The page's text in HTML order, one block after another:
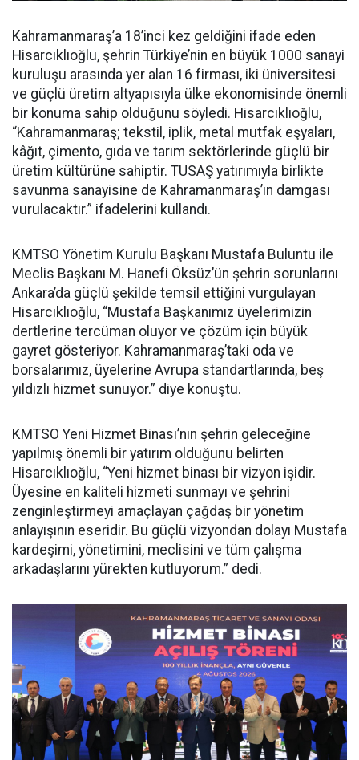
Kahramanmaraş’a 18’inci kez geldiğini ifade eden
Hisarcıklıoğlu, şehrin Türkiye’nin en büyük 1000 sanayi
kuruluşu arasında yer alan 16 firması, iki üniversitesi
ve güçlü üretim altyapısıyla ülke ekonomisinde önemli
bir konuma sahip olduğunu söyledi. Hisarcıklıoğlu,
“Kahramanmaraş; tekstil, iplik, metal mutfak eşyaları,
kâğıt, çimento, gıda ve tarım sektörlerinde güçlü bir
üretim kültürüne sahiptir. TUSAŞ yatırımıyla birlikte
savunma sanayisine de Kahramanmaraş’ın damgası
vurulacaktır.” ifadelerini kullandı.
KMTSO Yönetim Kurulu Başkanı Mustafa Buluntu ile
Meclis Başkanı M. Hanefi Öksüz’ün şehrin sorunlarını
Ankara’da güçlü şekilde temsil ettiğini vurgulayan
Hisarcıklıoğlu, “Mustafa Başkanımız üyelerimizin
dertlerine tercüman oluyor ve çözüm için büyük
gayret gösteriyor. Kahramanmaraş’taki oda ve
borsalarımız, üyelerine Avrupa standartlarında, beş
yıldızlı hizmet sunuyor.” diye konuştu.
KMTSO Yeni Hizmet Binası’nın şehrin geleceğine
yapılmış önemli bir yatırım olduğunu belirten
Hisarcıklıoğlu, “Yeni hizmet binası bir vizyon işidir.
Üyesine en kaliteli hizmeti sunmayı ve şehrini
zenginleştirmeyi amaçlayan çağdaş bir yönetim
anlayışının eseridir. Bu güçlü vizyondan dolayı Mustafa
kardeşimi, yönetimini, meclisini ve tüm çalışma
arkadaşlarını yürekten kutluyorum.” dedi.